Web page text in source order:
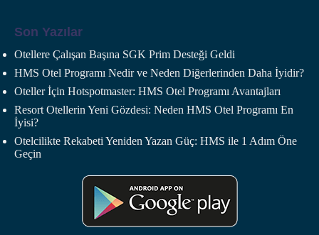
Son Yazılar
Otellere Çalışan Başına SGK Prim Desteği Geldi
HMS Otel Programı Nedir ve Neden Diğerlerinden Daha İyidir?
Oteller İçin Hotspotmaster: HMS Otel Programı Avantajları
Resort Otellerin Yeni Gözdesi: Neden HMS Otel Programı En
İyisi?
Otelcilikte Rekabeti Yeniden Yazan Güç: HMS ile 1 Adım Öne
Geçin